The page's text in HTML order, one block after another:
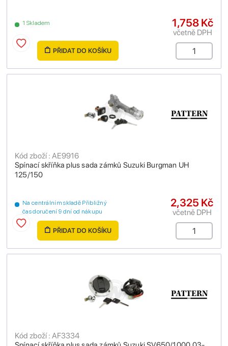
1 Skladem 1,758 Kč
včetně DPH
PŘIDAT DO KOŠÍKU
Spínací skříňka plus sada zámků Suzuki Burgman UH
125/150
Kód zboží : AE9916
Na centrálním skladě Přibližný
čas doručení 9 dní od nákupu
2,325 Kč
včetně DPH
PŘIDAT DO KOŠÍKU
Kód zboží : AF3334